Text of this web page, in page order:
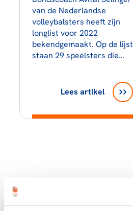
van de Nederlandse
volleybalsters heeft zijn
longlist voor 2022
bekendgemaakt. Op de lijst
staan 29 speelsters die…
Lees artikel